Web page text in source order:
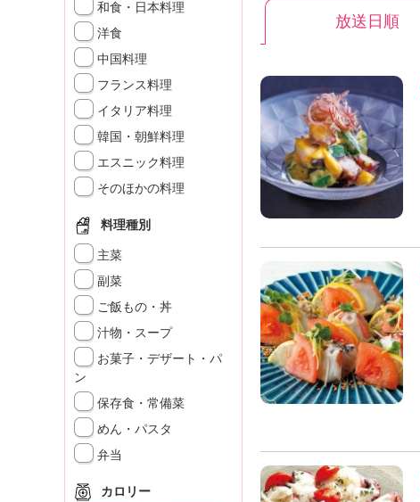
の
料
理
」
和食・日本料理
洋食
中国料理
フランス料理
イタリア料理
韓国・朝鮮料理
エスニック料理
そのほかの料理
料理種別
主菜
副菜
ご飯もの・丼
汁物・スープ
お菓子・デザート・パ
ン
保存食・常備菜
めん・パスタ
弁当
カロリー
放送日順